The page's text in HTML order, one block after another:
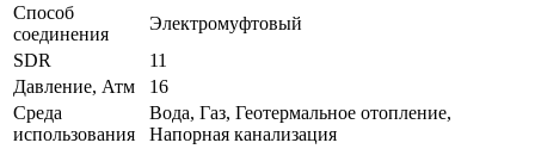
Способ
соединения
Электромуфтовый
SDR
11
Давление, Атм
16
Среда
использования
Вода, Газ, Геотермальное отопление,
Напорная канализация